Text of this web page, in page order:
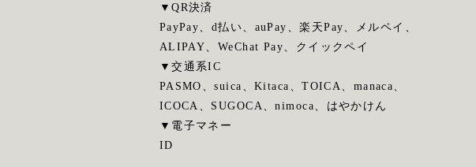
▼QR決済
PayPay、d払い、auPay、楽天Pay、メルペイ、
ALIPAY、WeChat Pay、クイックペイ
▼交通系IC
PASMO、suica、Kitaca、TOICA、manaca、
ICOCA、SUGOCA、nimoca、はやかけん
▼電子マネー
ID